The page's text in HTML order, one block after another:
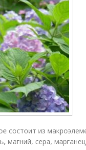
состоит из
сера,